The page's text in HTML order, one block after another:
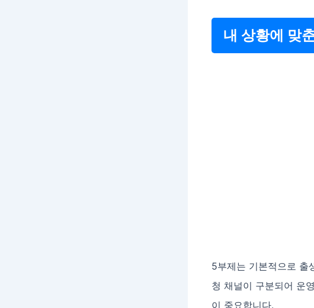
내 상황에 맞
5부제는 기본적으로 출
청 채널이 구분되어 운
이 중요합니다.